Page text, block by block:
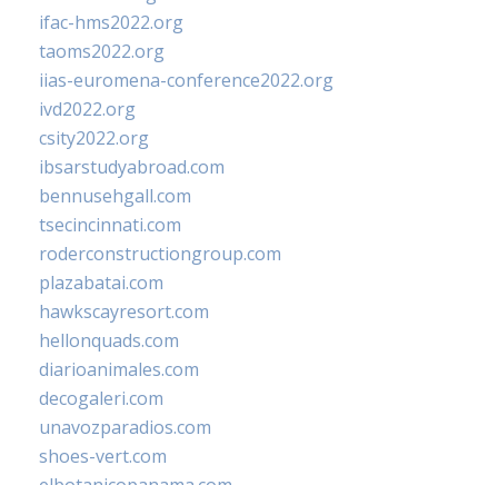
ifac-hms2022.org
taoms2022.org
iias-euromena-conference2022.org
ivd2022.org
csity2022.org
ibsarstudyabroad.com
bennusehgall.com
tsecincinnati.com
roderconstructiongroup.com
plazabatai.com
hawkscayresort.com
hellonquads.com
diarioanimales.com
decogaleri.com
unavozparadios.com
shoes-vert.com